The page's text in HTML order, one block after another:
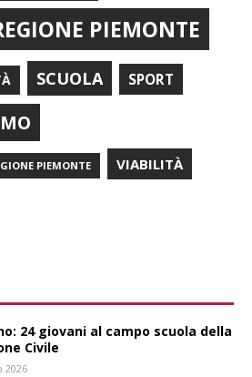
PIEMONTE
SCUOLA SPORT
PIEMONTE VIABILITÀ
24 giovani al campo scuola della
Civile
2026